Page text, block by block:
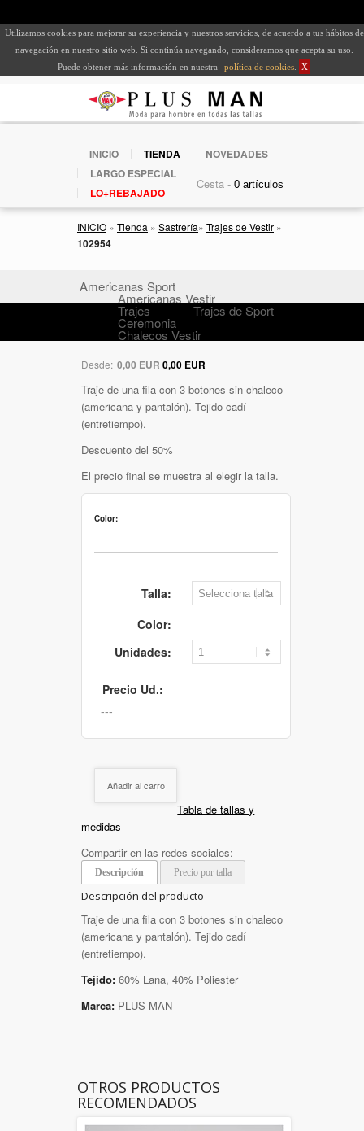
Utilizamos cookies para mejorar su experiencia y nuestros servicios, de acuerdo a tus hábitos de
navegación en nuestro sitio web. Si continúa navegando, consideramos que acepta su uso.
Puede obtener más información en nuestra
política de cookies X
INICIO TIENDA
NOVEDADES
LARGO ESPECIAL
LO+REBAJADO
Cesta -
INICIO » Tienda » Sastrería» Trajes de Vestir »
102954
Americanas Sport
Americanas Vestir
Trajes Trajes de Sport
Ceremonia
Chalecos Vestir
Desde: 0,00 EUR0,00 EUR
Traje de una fila con 3 botones sin chaleco
(americana y pantalón). Tejido cadí
(entretiempo).
Descuento del 50%
El precio final se muestra al elegir la talla.
Color:
Talla:
Color:
Unidades:
Precio Ud.:
Añadir al carro
Tabla de tallas y
medidas
Compartir en las redes sociales:
Descripción Precio por talla
Descripción del producto
Traje de una fila con 3 botones sin chaleco
(americana y pantalón). Tejido cadí
(entretiempo).
Tejido: 60% Lana, 40% Poliester
Marca: PLUS MAN
OTROS PRODUCTOS
RECOMENDADOS